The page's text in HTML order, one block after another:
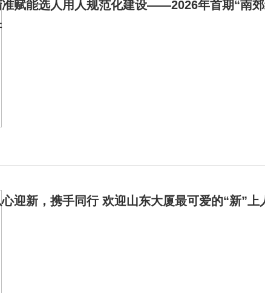
赋能选人用人规范化建设——2026年首期“南
心迎新，携手同行 欢迎山东大厦最可爱的“新”上